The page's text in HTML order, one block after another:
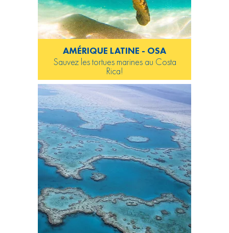
AMÉRIQUE LATINE - OSA
Sauvez les tortues marines au Costa
Rica!